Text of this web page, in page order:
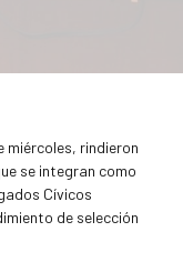
miércoles, rindieron
se integran como
Cívicos
de selección